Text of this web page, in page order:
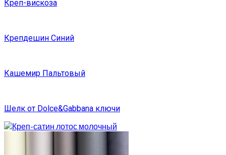
Креп-вискоза
Крепдешин Синий
Кашемир Пальтовый
Шелк от Dolce&Gabbana ключи